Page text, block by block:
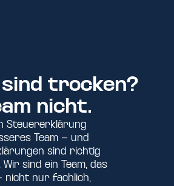
trocken?
nicht.
Steuererklärung
Team – und
sind richtig
sind ein Team, das
nicht nur fachlich,